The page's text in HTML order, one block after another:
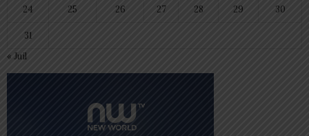
24 25 26 27 28 29 30
31
« Juil